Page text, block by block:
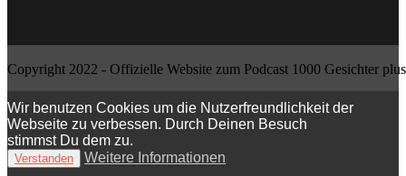
Copyright 2022 - Offizielle Website zum Podcast 1000 Gesichter
Wir benutzen Cookies um die Nutzerfreundlichkeit der
Webseite zu verbessen. Durch Deinen Besuch
stimmst Du dem zu.
Verstanden Weitere Informationen